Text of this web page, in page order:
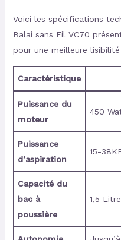
Voici les spécifications
Balai sans Fil VC70
pour une meilleure lisibilité
Caractéristique
Puissance du
moteur
450
Puissance
d’aspiration
15-
Capacité du
bac à
poussière
1,5